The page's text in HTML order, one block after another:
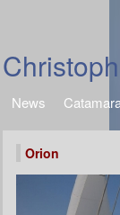
News
Orion